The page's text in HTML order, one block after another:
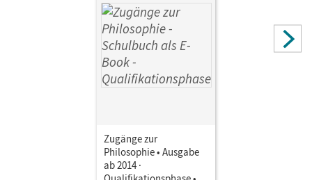
Zugänge zur
Philosophie • Ausgabe
ab 2014 ·